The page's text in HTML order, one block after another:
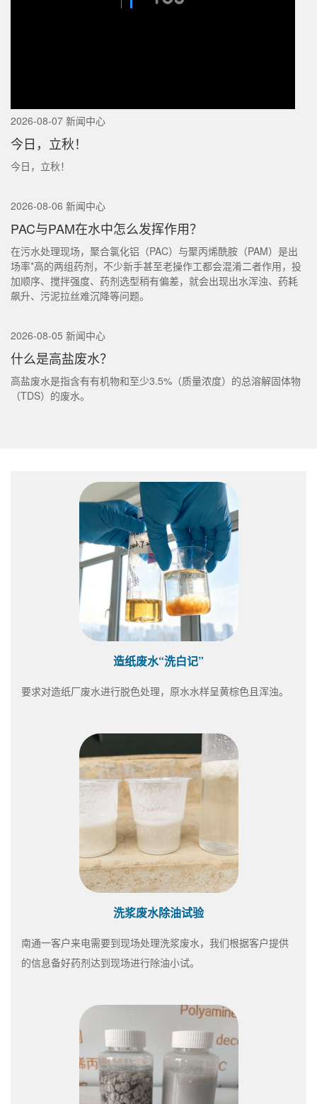
2026-08-07 新闻中心
今日，立秋！
今日，立秋！
2026-08-06 新闻中心
PAC与PAM在水中怎么发挥作用？
在污水处理现场，聚合氯化铝（PAC）与聚丙烯酰胺（PAM）是出
场率*高的两组药剂，不少新手甚至老操作工都会混淆二者作用，投
加顺序、搅拌强度、药剂选型稍有偏差，就会出现出水浑浊、药耗
飙升、污泥拉丝难沉降等问题。
2026-08-05 新闻中心
什么是高盐废水？
高盐废水是指含有有机物和至少3.5%（质量浓度）的总溶解固体物
（TDS）的废水。
造纸废水“洗白记”
要求对造纸厂废水进行脱色处理，原水水样呈黄棕色且浑浊。
洗浆废水除油试验
南通一客户来电需要到现场处理洗浆废水，我们根据客户提供
的信息备好药剂达到现场进行除油小试。